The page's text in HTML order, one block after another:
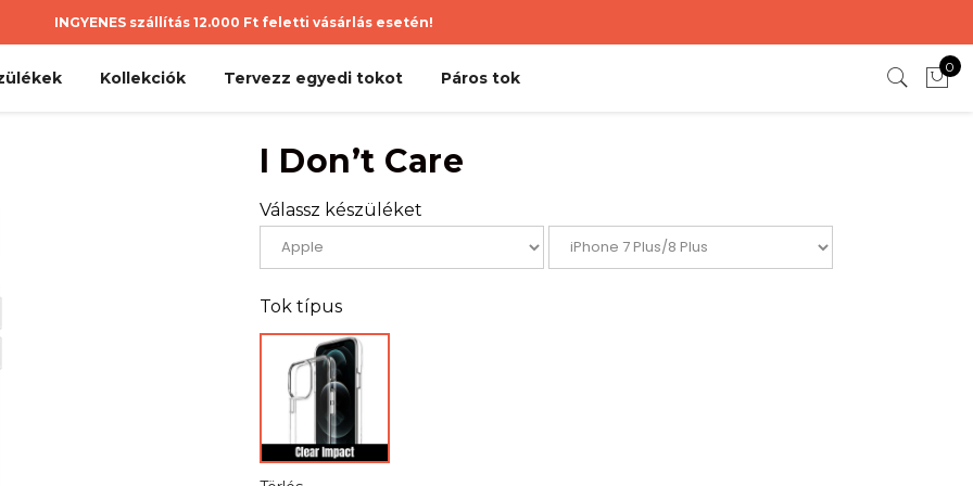
INGYENES szállítás 12.000 Ft feletti vásárlás esetén!
Kollekciók Tervezz egyedi tokot Páros tok
0
I Don’t Care
Válassz készüléket
Tok típus